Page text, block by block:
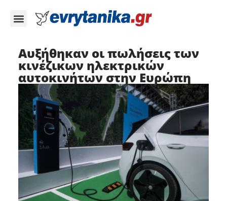
Αυξήθηκαν οι πωλήσεις των
κινέζικων ηλεκτρικών
αυτοκινήτων στην Ευρώπη